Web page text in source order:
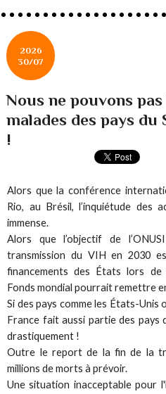
2026
30/07
Nous ne pouvons
malades des pays du
!
Alors que la conférence
Rio, au Brésil, l’inquiétude des
immense.
Alors que l’objectif de
transmission du VIH en 2030
financements des États lors
Fonds mondial pourrait remettre
Si des pays comme les États-
France fait aussi partie des pays
drastiquement !
Outre le report de la fin de la
millions de morts à prévoir.
Une situation inacceptable pour